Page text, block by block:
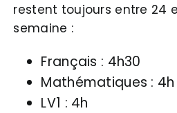
restent toujours entre 24
semaine :
Français : 4h30
Mathématiques : 4h
LV1 : 4h